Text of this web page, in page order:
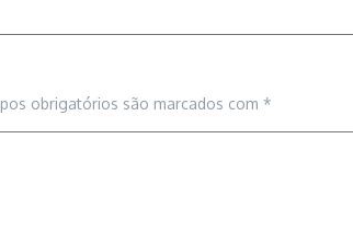
obrigatórios são marcados com *